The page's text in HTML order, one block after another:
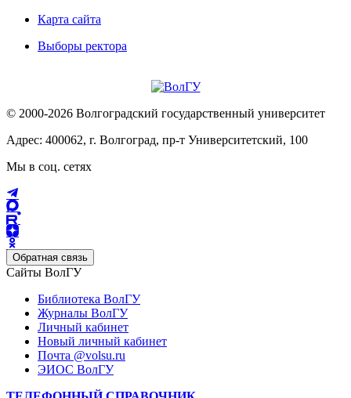
Карта сайта
Выборы ректора
© 2000-2026 Волгоградский государственный университет
Адрес: 400062, г. Волгоград, пр-т Университетский, 100
Мы в соц. сетях
Обратная связь
Сайты ВолГУ
Библиотека ВолГУ
Журналы ВолГУ
Личный кабинет
Новый личный кабинет
Почта @volsu.ru
ЭИОС ВолГУ